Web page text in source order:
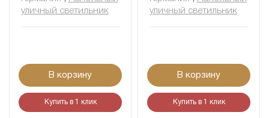
уличный светильник
В корзину
Купить в 1 клик
уличный светильник
В корзину
Купить в 1 клик